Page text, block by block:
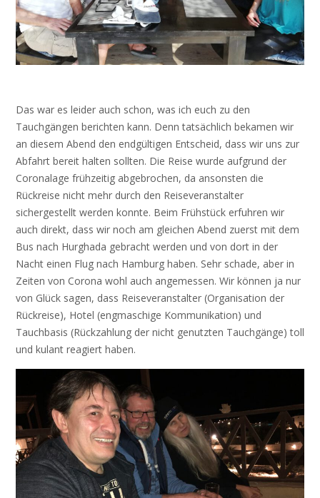
Das war es leider auch schon, was ich euch zu den
Tauchgängen berichten kann. Denn tatsächlich bekamen wir
an diesem Abend den endgültigen Entscheid, dass wir uns zur
Abfahrt bereit halten sollten. Die Reise wurde aufgrund der
Coronalage frühzeitig abgebrochen, da ansonsten die
Rückreise nicht mehr durch den Reiseveranstalter
sichergestellt werden konnte. Beim Frühstück erfuhren wir
auch direkt, dass wir noch am gleichen Abend zuerst mit dem
Bus nach Hurghada gebracht werden und von dort in der
Nacht einen Flug nach Hamburg haben. Sehr schade, aber in
Zeiten von Corona wohl auch angemessen. Wir können ja nur
von Glück sagen, dass Reiseveranstalter (Organisation der
Rückreise), Hotel (engmaschige Kommunikation) und
Tauchbasis (Rückzahlung der nicht genutzten Tauchgänge) toll
und kulant reagiert haben.